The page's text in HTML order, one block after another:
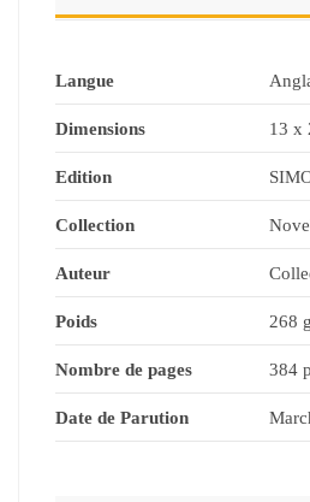
Langue
Dimensions 13 x
Edition
Collection
Auteur
Poids 268 g
Nombre de pages 384
Date de Parution